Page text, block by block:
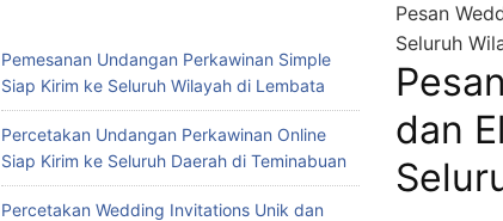
Pesan
Seluruh
dan
Pemesanan Undangan Perkawinan Simple
Siap Kirim ke Seluruh Wilayah di Lembata
Percetakan Undangan Perkawinan Online
Siap Kirim ke Seluruh Daerah di Teminabuan
Percetakan Wedding Invitations Unik dan